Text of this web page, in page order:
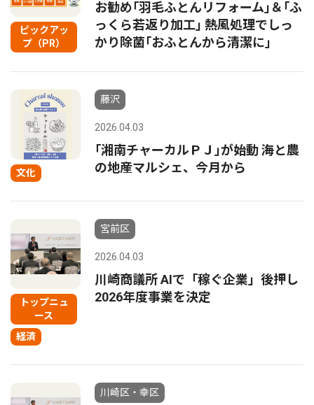
ピックアッ
プ（PR）
お勧め｢羽毛ふとんリフォーム｣＆｢ふ
っくら若返り加工｣ 熱風処理でしっ
かり除菌｢おふとんから清潔に｣
文化
藤沢
2026.04.03
｢湘南チャーカルＰＪ｣が始動 海と農
の地産マルシェ、今月から
トップニュ
ース
経済
宮前区
2026.04.03
川崎商議所 AIで「稼ぐ企業」後押し
2026年度事業を決定
川崎区・幸区